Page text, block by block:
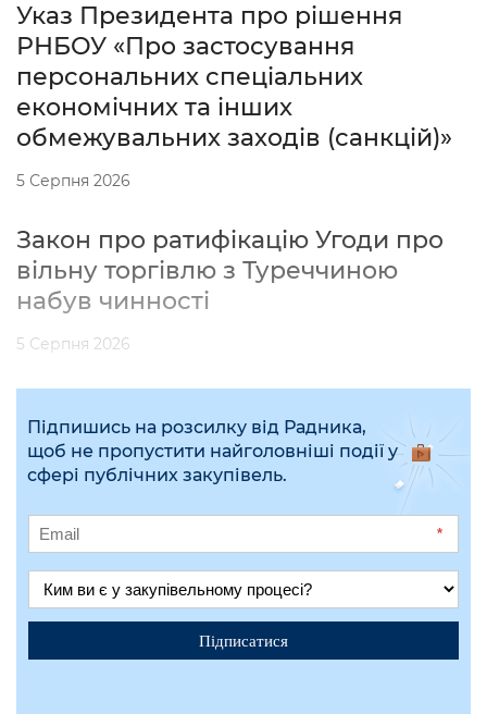
Указ Президента про рішення
РНБОУ «Про застосування
персональних спеціальних
економічних та інших
обмежувальних заходів (санкцій)»
5 Серпня 2026
Закон про ратифікацію Угоди про
вільну торгівлю з Туреччиною
набув чинності
5 Серпня 2026
Підпишись на розсилку від Радника,
щоб не пропустити найголовніші події у
сфері публічних закупівель.
*
Підписатися